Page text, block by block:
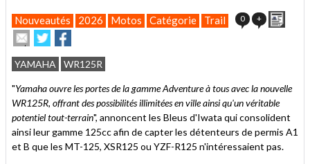
Nouveautés 2026 Motos Catégorie Trail 0 +
Envoyer
cet
article
à
un
ami
Partager
sur
Twitter
sur
Facebook
YAMAHA WR125R
"Yamaha ouvre les portes de la gamme Adventure à tous avec la nouvelle
WR125R, offrant des possibilités illimitées en ville ainsi qu'un véritable
potentiel tout-terrain", annoncent les Bleus d'Iwata qui consolident
ainsi leur gamme 125cc afin de capter les détenteurs de permis A1
et B que les MT-125, XSR125 ou YZF-R125 n'intéressaient pas.